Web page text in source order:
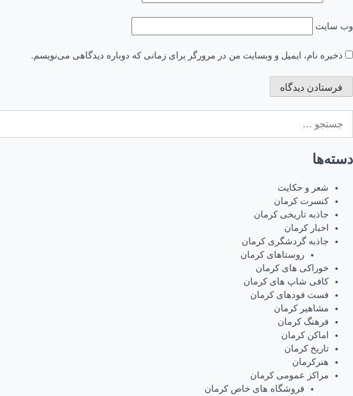
وب‌ سایت
ذخیره نام، ایمیل و وبسایت من در مرورگر برای زمانی که دوباره دیدگاهی می‌نویسم.
برای:
دسته‌ها
شعر و حکایت
کنسرت کرمان
جاذبه تاریخی کرمان
اخبار کرمان
جاذبه گردشگری کرمان
روستاهای کرمان
خوراکی های کرمان
کافی شاپ های کرمان
فست فودهای کرمان
مشاهیر کرمان
فرهنگ کرمان
اماکن کرمان
تاریخ کرمان
هنرکرمان
مراکز عمومی کرمان
فروشگاه های خاص کرمان